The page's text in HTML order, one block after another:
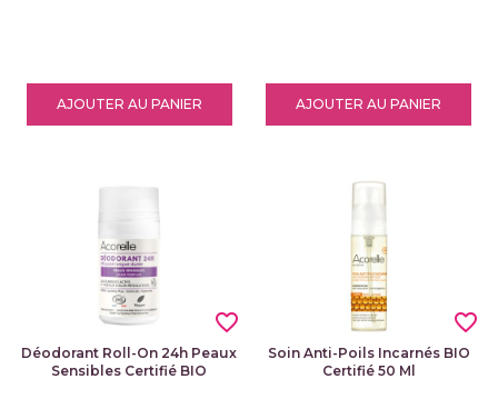
AJOUTER AU PANIER AJOUTER AU PANIER
Déodorant Roll-On 24h Peaux
Sensibles Certifié BIO
favorite_border
Soin Anti-Poils Incarnés BIO
Certifié 50 Ml
favorite_border